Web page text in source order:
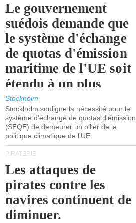
Le gouvernement
suédois demande que
le système d'échange
de quotas d'émission
maritime de l'UE soit
étendu à un plus
grand nombre de
navires.
Stockholm
Stockholm souligne la nécessité pour le
système d'échange de quotas d'émission
(SEQE) de demeurer un pilier de la
politique climatique de l'UE.
PIRATERIE
Les attaques de
pirates contre les
navires continuent de
diminuer.